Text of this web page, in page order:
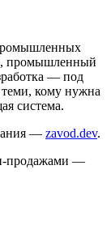
промышленный
— под
теми, кому нужна
система.
— zavod.dev.
продажами —